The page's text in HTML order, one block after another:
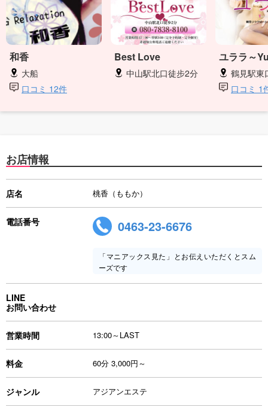
和香
大船
口コミ 12件
Best Love
中山駅北口徒步2分
ユララ～
鶴見駅東
口コミ 1
お店情報
店名 桃香（ももか）
電話番号 0463-23-6676
「マニアックス見た」とお伝えいただくとスム
ーズです
LINE
お問い合わせ
営業時間 13:00～LAST
料金 60分 3,000円～
ジャンル アジアンエステ